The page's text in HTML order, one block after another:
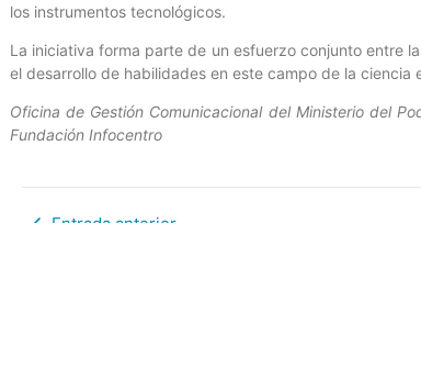
los instrumentos tecnológicos.
La iniciativa forma parte de un esfuerzo conjunto entre
el desarrollo de habilidades en este campo de la ciencia
Oficina de Gestión Comunicacional del Ministerio del
Fundación Infocentro
Entrada anterior